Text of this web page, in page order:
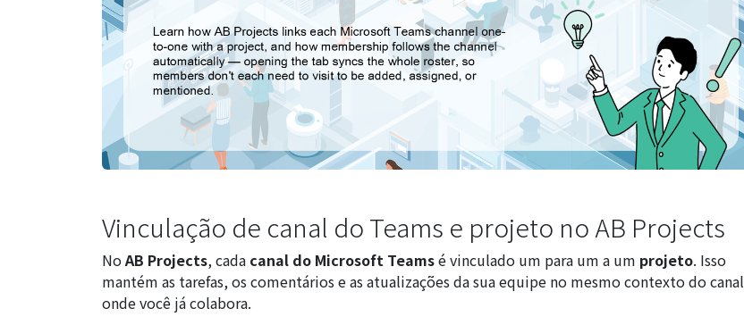
Vinculação de canal do Teams e projeto no AB Projects
NoAB Projects, cada canal do Microsoft Teamsé vinculado um para um a um projeto. Isso
mantém as tarefas, os comentários e as atualizações da sua equipe no mesmo contexto do canal
onde você já colabora.